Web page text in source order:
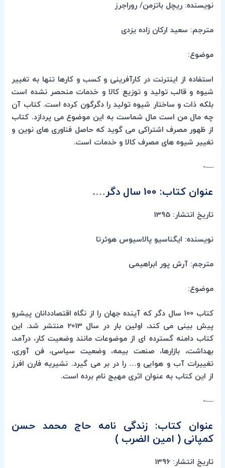
نویسنده: ریچل باتزمن/ روراجرز
مترجم: سعید ارکان زاده یزدی
موضوع:
استفاده از اینترنت در کارآفرینی و کسب و کارها تنها به تغییر
شیوه و قالب تولید و توزیع کالا و خدمات منحصر نشده است
بلکه ذات و ساختار شیوه تولید را دگرگون کرده است. کتاب آن
چه مال من است مال شماست به این موضوع می پردازد. کتاب
از ظهور مصرف اشتراکی می گوید که حاصل فناوری های نوین و
تغییر شیوه های مصرف کالا و خدمات است.
—-
عنوان کتاب: 100 سال دگر….
تاریخ انتشار: 1395
نویسنده: ایگناسیو پالاسیوس هوئرتا
مترجم: آرش پور ابراهیمی
موضوع:
کتاب 100 سال دگر که آینده جهان را از نگاه اقتصاددانان پیشرو
پیش بینی می کند، اولین بار در سال 2013 منتشر شد. این
کتاب دامنه گسترده ای از موضوعات مانند وضعیت کار، درآمد،
بهداشت، بازارها، صنعت بیمه، وضعیت سیاسی، فن آوری،
تغییرات آب و هوایی و… را در بر می گیرد. نشیریه فارن افرز
از این کتاب به عنوان اثری مهیج نام برده است.
—-
عنوان کتاب: زندگی نامه حاج محمد حسن
کمپانی ( امین الضرب )
تاریخ انتشار: 1396